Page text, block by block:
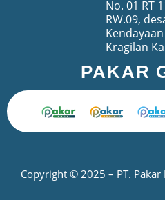
No. 01 RT
RW.09,
Kragilan
PAKAR
Copyright © 2025 – PT. Pakar